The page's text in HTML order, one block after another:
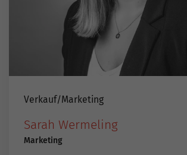
Verkauf​/​Marketing
Sarah Wermeling
Marketing